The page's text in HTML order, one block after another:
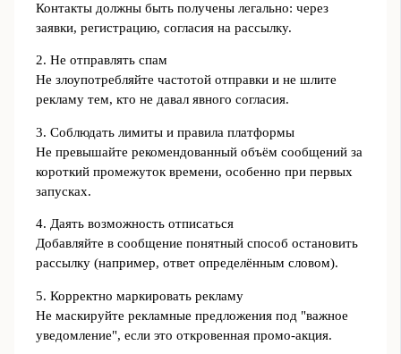
Контакты должны быть получены легально: через
заявки, регистрацию, согласия на рассылку.
2. Не отправлять спам
Не злоупотребляйте частотой отправки и не шлите
рекламу тем, кто не давал явного согласия.
3. Соблюдать лимиты и правила платформы
Не превышайте рекомендованный объём сообщений за
короткий промежуток времени, особенно при первых
запусках.
4. Даять возможность отписаться
Добавляйте в сообщение понятный способ остановить
рассылку (например, ответ определённым словом).
5. Корректно маркировать рекламу
Не маскируйте рекламные предложения под "важное
уведомление", если это откровенная промо‑акция.